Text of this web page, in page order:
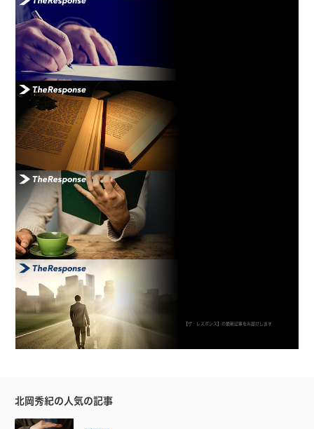
【ザ・レスポンス】の最新記事をお届けします
北岡秀紀の人気の記事